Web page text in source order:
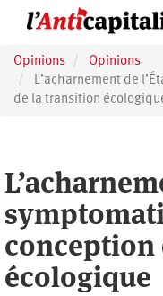
principal
Opinions
Opinions
L’acharnement de
de la transition
écologique